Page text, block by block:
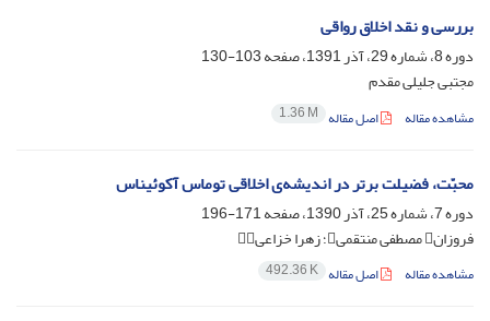
بررسی و نقد اخلاق رواقی
دوره 8، شماره 29، آذر 1391، صفحه
103-130
مجتبی جلیلی مقدم
مشاهده مقاله اصل مقاله 1.36 M
محبّت، فضیلت برتر در اندیشه‌ی اخلاقی توماس آکوئیناس
دوره 7، شماره 25، آذر 1390، صفحه
171-196
فروزان مصطفی منتقمی؛ زهرا خزاعی
مشاهده مقاله اصل مقاله 492.36 K